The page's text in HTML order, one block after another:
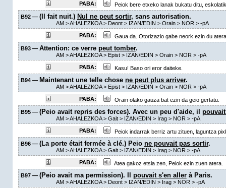
PABA:
Peiok bere etxeko lanak bukatu ditu,
B92 — (Il fait nuit.) Nul ne peut sortir, sans autorisation.
AM> AHALEZKOA > Deont> IZAN/EDIN > Orain> NOR > -pA
PABA:
Gaua da. Otorizazio gabe neork ezin du
B93 — Attention: ce verre peut tomber.
AM> AHALEZKOA > Epist> IZAN/EDIN > Orain> NOR > -pA
PABA:
Kasu! Baso ori eror daiteke.
B94 — Maintenant une telle chose ne peut plus arriver.
AM> AHALEZKOA > Epist> IZAN/EDIN > Orain> NOR > -pA
PABA:
Orain olako gauza bat ezin da geio gertatu.
B95 — (Peio avait repris des forces). Avec un peu d'aide, il
AM> AHALEZKOA > Gait> IZAN/EDIN > Irag> NOR > -pA
PABA:
Peiok indarrak berriz artu zituen, laguntza
B96 — (La porte était fermée à clé.) Peio ne pouvait pas sortir.
AM> AHALEZKOA > Gait> IZAN/EDIN > Irag> NOR > -pA
PABA:
Atea gakoz etsia zen, Peiok ezin zuen atera.
B97 — (Peio avait ma permission). Il pouvait s'en allerà Paris.
AM> AHALEZKOA > Deont> IZAN/EDIN > Irag> NOR > -pA